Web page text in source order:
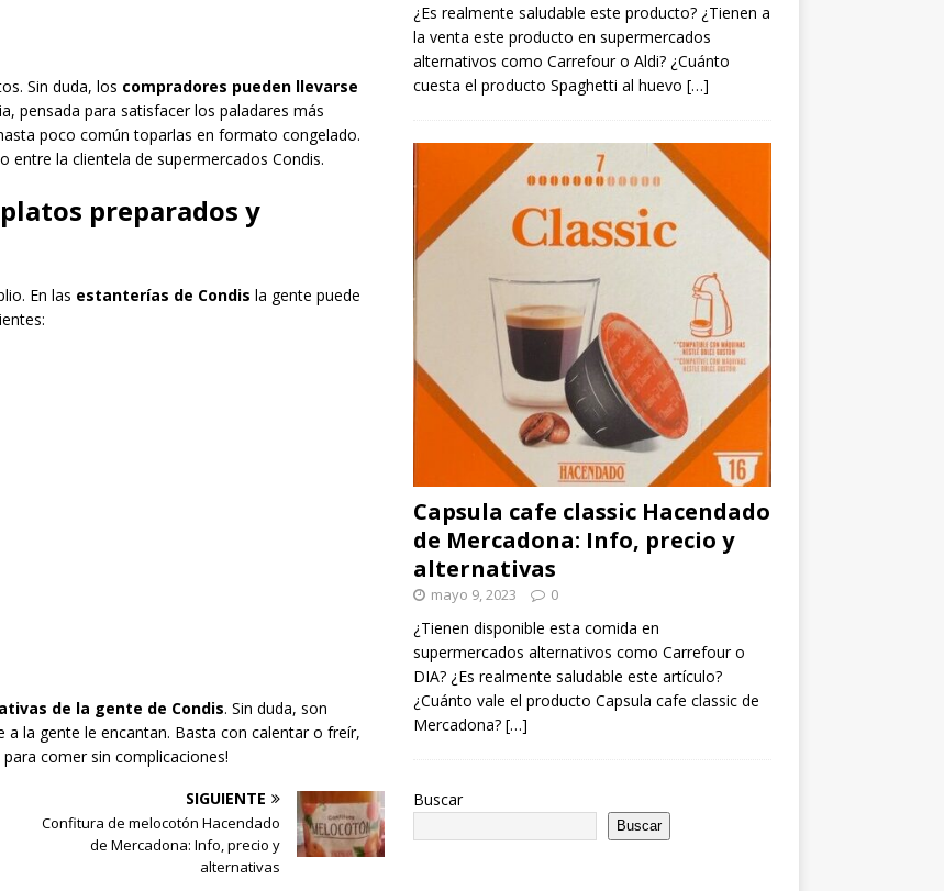
Sin duda, los compradores pueden llevarse
pensada para satisfacer los paladares más
poco común toparlas en formato congelado.
la clientela de supermercados Condis.
preparados y
En las estanterías de Condis la gente puede
de la gente de Condis. Sin duda, son
la gente le encantan. Basta con calentar o freír,
comer sin complicaciones!
SIGUIENTE
Confitura de melocotón Hacendado
de Mercadona: Info, precio y
alternativas
¿Es realmente saludable este producto? ¿Tienen a
la venta este producto en supermercados
alternativos como Carrefour o Aldi? ¿Cuánto
cuesta el producto Spaghetti al huevo […]
Capsula cafe classic Hacendado
de Mercadona: Info, precio y
alternativas
mayo 9, 2023 0
¿Tienen disponible esta comida en
supermercados alternativos como Carrefour o
DIA? ¿Es realmente saludable este artículo?
¿Cuánto vale el producto Capsula cafe classic de
Mercadona? […]
Buscar
Buscar